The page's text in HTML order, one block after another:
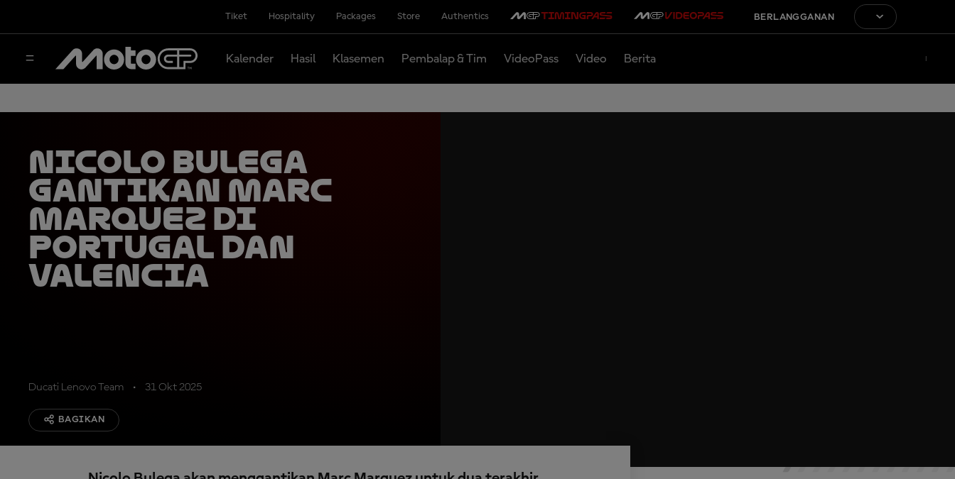
Tiket Hospitality Packages Store Authentics BERLANGGANAN
Kalender Hasil Klasemen Pembalap & Tim VideoPass Video Berita
Nicolo Bulega
Gantikan Marc
Marquez di
Portugal dan
Valencia
Ducati Lenovo Team 31 Okt 2025
BAGIKAN